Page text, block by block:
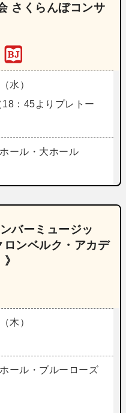
さくらんぼコンサ
水）
：45よりプレトー
ール・大ホール
バーミュージッ
ンベルク・アカデ
木）
ール・ブルーローズ